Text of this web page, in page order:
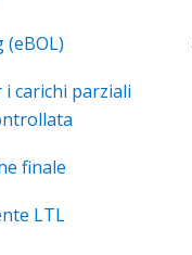
(eBOL)
carichi parziali
finale
LTL